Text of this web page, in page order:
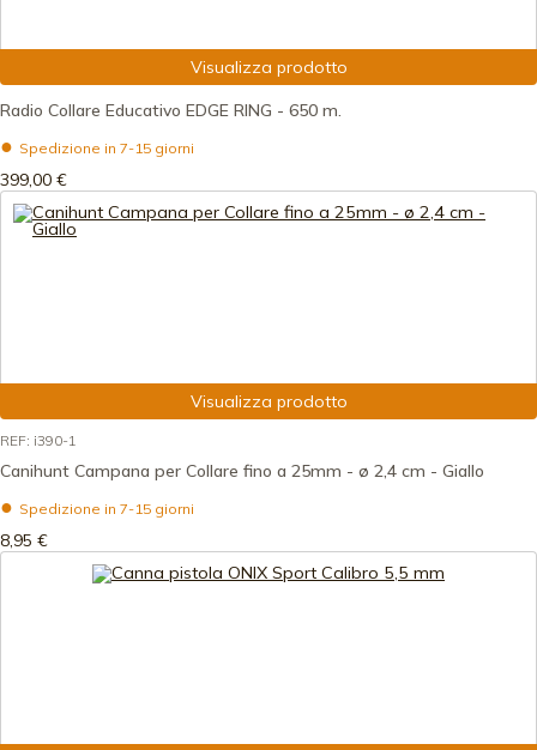
Visualizza prodotto
Radio Collare Educativo EDGE RING - 650 m.
Spedizione in 7-15 giorni
399,00 €
Visualizza prodotto
REF: i390-1
Canihunt Campana per Collare fino a 25mm - ø 2,4 cm - Giallo
Spedizione in 7-15 giorni
8,95 €